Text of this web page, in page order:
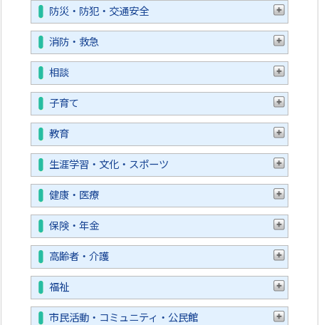
防災・防犯・交通安全
消防・救急
相談
子育て
教育
生涯学習・文化・スポーツ
健康・医療
保険・年金
高齢者・介護
福祉
市民活動・コミュニティ・公民館